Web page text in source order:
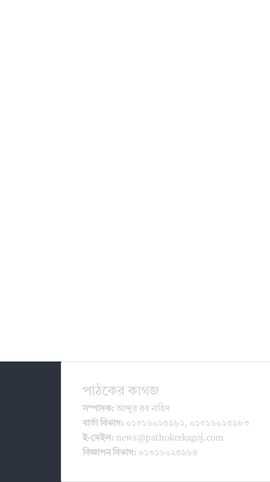
পাঠকের কাগজ
সম্পাদক: আব্দুর রব নাহিদ
বার্তা বিভাগ: ০১৩১৬০২৫৯৮২, ০১৩১৬০২৫৯৮৩
ই-মেইল: news@pathokerkagoj.com
বিজ্ঞাপন বিভাগ: ০১৩১৬০২৫৯৮৪